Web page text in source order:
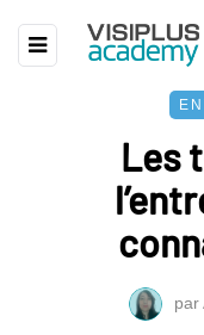
Les
par